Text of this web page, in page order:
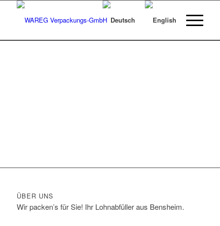
ÜBER UNS
Wir packen’s für Sie! Ihr Lohnabfüller aus Bensheim.